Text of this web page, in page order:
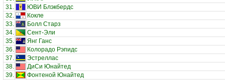
31.
ЮВИ Блэкбердс
32.
Кокле
33.
Болл Старз
34.
Сент-Эли
35.
Янг Ганс
36.
Колорадо Рэпидс
37.
Эстреллас
38.
ДиСи Юнайтед
39.
Фонтеной Юнайтед